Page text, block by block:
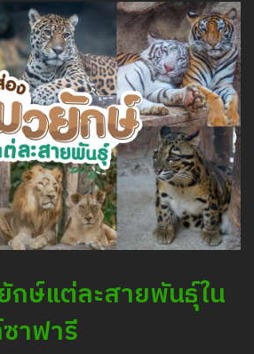
安排活动
精品度假酒店
食品与饮品
纪念品店
服務項目
間野生動物園的動物信息
采购
职位招聘新闻
聯絡我們
LOGIN
กษ์แต่ละสายพันธุ์ใน
าฟารี